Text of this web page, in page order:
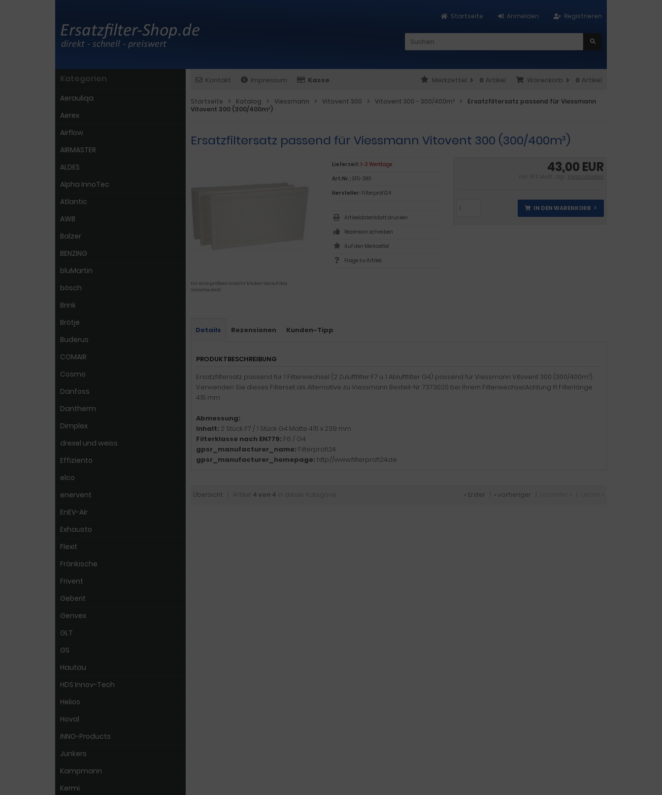
Registrieren
Anmelden
Startseite
Kontakt Impressum Kasse Warenkorb 0 Artikel
Merkzettel 0 Artikel
Startseite Katalog Viessmann Vitovent 300 Vitovent 300 - 300/400m³
Ersatzfiltersatz passend für Viessmann
Vitovent 300 (300/400m³)
Ersatzfiltersatz passend für Viessmann Vitovent 300 (300/400m³)
Für eine größere Ansicht klicken Sie auf das
Vorschaubild
43,00 EUR
inkl. 19 % MwSt. zzgl. Versandkosten
IN DEN WARENKORB
Lieferzeit: 1-3 Werktage
Art.Nr.: EFS-380
Hersteller: Filterprofi24
Artikeldatenblatt drucken
Rezension schreiben
Frage zu Artikel
Details Rezensionen Kunden-Tipp
PRODUKTBESCHREIBUNG
Ersatzfiltersatz passend für 1 Filterwechsel (2 Zuluftfilter F7 u. 1 Abluftfilter G4) passend für Viessmann Vitovent 300 (300/400m³).
Verwenden Sie dieses Filterset als Alternative zu Viessmann Bestell-Nr. 7373020 bei Ihrem Filterwechsel.Achtung !!! Filterlänge
415 mm
Abmessung:
Inhalt: 2 Stück F7 / 1 Stück G4 Matte 415 x 239 mm
Filterklasse nach EN779: F6 / G4
gpsr_manufacturer_name: Filterprofi24
gpsr_manufacturer_homepage: http://www.filterprofi24.de
Übersicht | Artikel 4 von 4 in dieser Kategorie « Erster « vorheriger
Kategorien
Aerauliqa
Aerex
Airflow
AIRMASTER
ALDES
Alpha InnoTec
Atlantic
AWB
Balzer
BENZING
bluMartin
bösch
Brink
Brötje
Buderus
COMAIR
Cosmo
Danfoss
Dantherm
Dimplex
drexel und weiss
Effiziento
elco
enervent
EnEV-Air
Exhausto
Flexit
Fränkische
Frivent
Geberit
Genvex
GLT
GS
Hautau
HDS Innov-Tech
Helios
Hoval
INNO-Products
Junkers
Kampmann
Kermi